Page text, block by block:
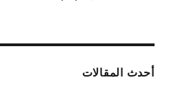
أحدث المقالات